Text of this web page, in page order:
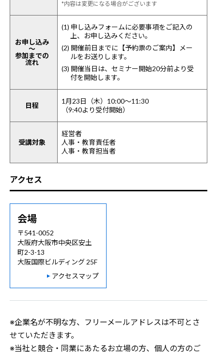
*内容は変更になる場合がございます
お申し込み
～
参加までの
流れ
(1) 申し込みフォームに必要事項をご記入の
上、お申し込みください。
(2) 開催前日までに【予約票のご案内】メー
ルをお送りします。
(3) 開催当日は、セミナー開始20分前より受
付を開始します。
日程
1月23日（木）10:00～11:30
（9:40より受付開始）
受講対象
経営者
人事・教育責任者
人事・教育担当者
アクセス
会場
〒541-0052
大阪府大阪市中央区安土
町2-3-13
大阪国際ビルディング 25F
アクセスマップ
※企業名が不明な方、フリーメールアドレスは不可とさ
せていただきます。
※当社と競合・同業にあたるお立場の方、個人の方のご